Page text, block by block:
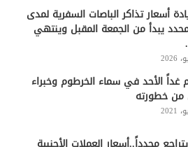
أسعار تذاكر الباصات السفرية لمدى
يبدأ من الجمعة المقبل وينتهي
غداً الأحد في سماء الخرطوم وخبراء
من خطورته